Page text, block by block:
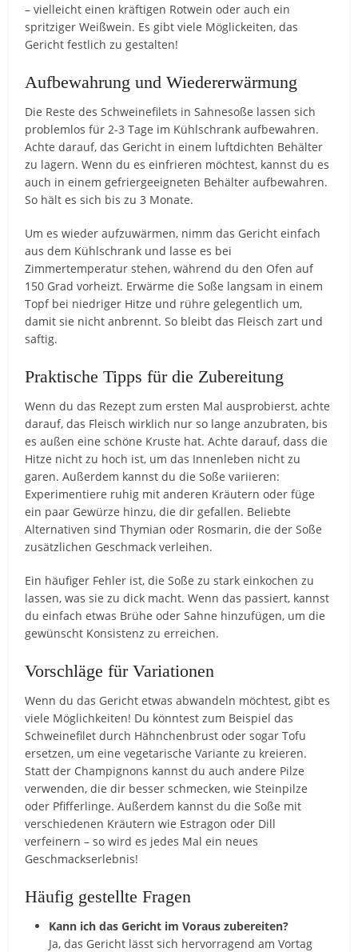
– vielleicht einen kräftigen Rotwein oder auch ein
spritziger Weißwein. Es gibt viele Möglickeiten, das
Gericht festlich zu gestalten!
Aufbewahrung und Wiedererwärmung
Die Reste des Schweinefilets in Sahnesoße lassen sich
problemlos für 2-3 Tage im Kühlschrank aufbewahren.
Achte darauf, das Gericht in einem luftdichten Behälter
zu lagern. Wenn du es einfrieren möchtest, kannst du es
auch in einem gefriergeeigneten Behälter aufbewahren.
So hält es sich bis zu 3 Monate.
Um es wieder aufzuwärmen, nimm das Gericht einfach
aus dem Kühlschrank und lasse es bei
Zimmertemperatur stehen, während du den Ofen auf
150 Grad vorheizt. Erwärme die Soße langsam in einem
Topf bei niedriger Hitze und rühre gelegentlich um,
damit sie nicht anbrennt. So bleibt das Fleisch zart und
saftig.
Praktische Tipps für die Zubereitung
Wenn du das Rezept zum ersten Mal ausprobierst, achte
darauf, das Fleisch wirklich nur so lange anzubraten, bis
es außen eine schöne Kruste hat. Achte darauf, dass die
Hitze nicht zu hoch ist, um das Innenleben nicht zu
garen. Außerdem kannst du die Soße variieren:
Experimentiere ruhig mit anderen Kräutern oder füge
ein paar Gewürze hinzu, die dir gefallen. Beliebte
Alternativen sind Thymian oder Rosmarin, die der Soße
zusätzlichen Geschmack verleihen.
Ein häufiger Fehler ist, die Soße zu stark einkochen zu
lassen, was sie zu dick macht. Wenn das passiert, kannst
du einfach etwas Brühe oder Sahne hinzufügen, um die
gewünscht Konsistenz zu erreichen.
Vorschläge für Variationen
Wenn du das Gericht etwas abwandeln möchtest, gibt es
viele Möglichkeiten! Du könntest zum Beispiel das
Schweinefilet durch Hähnchenbrust oder sogar Tofu
ersetzen, um eine vegetarische Variante zu kreieren.
Statt der Champignons kannst du auch andere Pilze
verwenden, die dir besser schmecken, wie Steinpilze
oder Pfifferlinge. Außerdem kannst du die Soße mit
verschiedenen Kräutern wie Estragon oder Dill
verfeinern – so wird es jedes Mal ein neues
Geschmackserlebnis!
Häufig gestellte Fragen
Kann ich das Gericht im Voraus zubereiten?
Ja, das Gericht lässt sich hervorragend am Vortag